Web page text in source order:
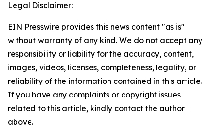
Legal Disclaimer:
EIN Presswire provides this news content "as is"
without warranty of any kind. We do not accept any
responsibility or liability for the accuracy, content,
images, videos, licenses, completeness, legality, or
reliability of the information contained in this article.
If you have any complaints or copyright issues
related to this article, kindly contact the author
above.